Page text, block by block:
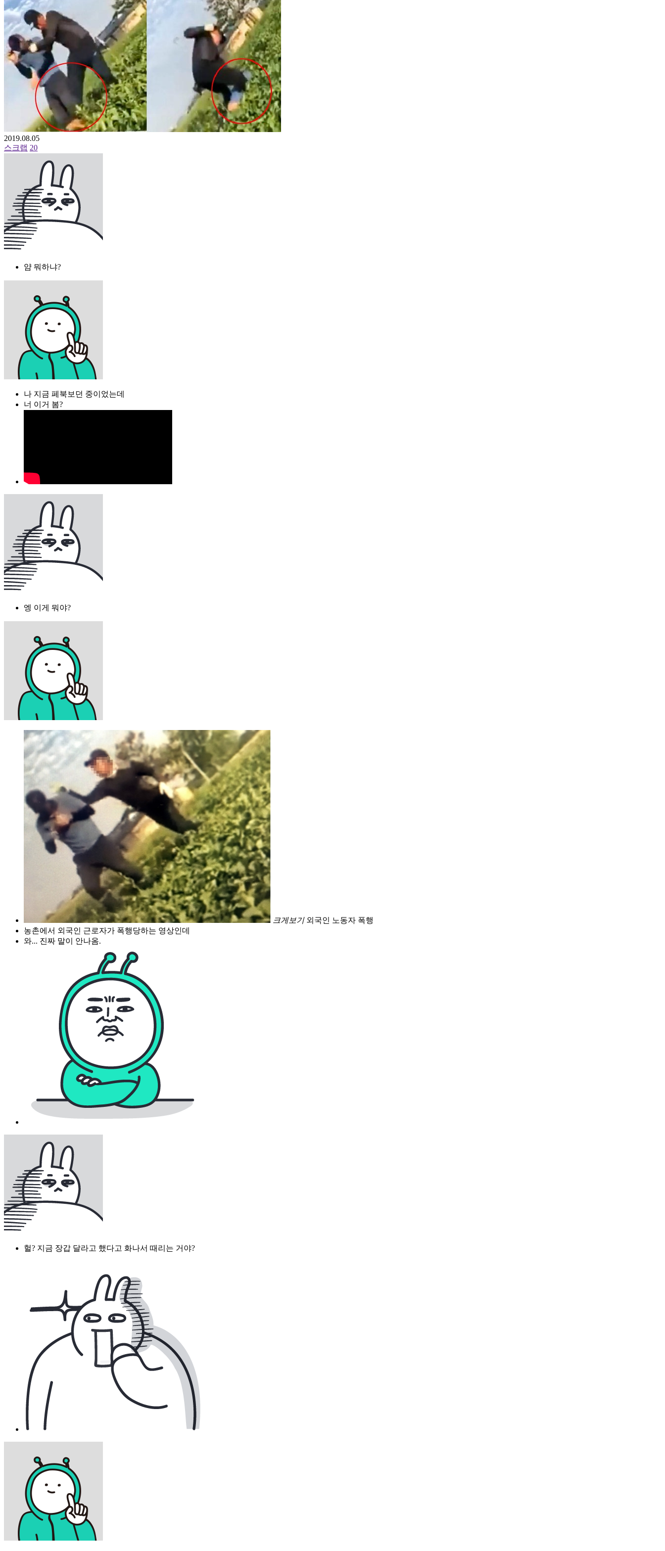
2019.08.05
스크랩 20
얌 뭐하냐?
나 지금 페북보던 중이었는데
너 이거 봄?
엥 이게 뭐야?
크게보기 외국인 노동자 폭행
농촌에서 외국인 근로자가 폭행당하는 영상인데
와... 진짜 말이 안나옴.
헐? 지금 장갑 달라고 했다고 화나서 때리는 거야?